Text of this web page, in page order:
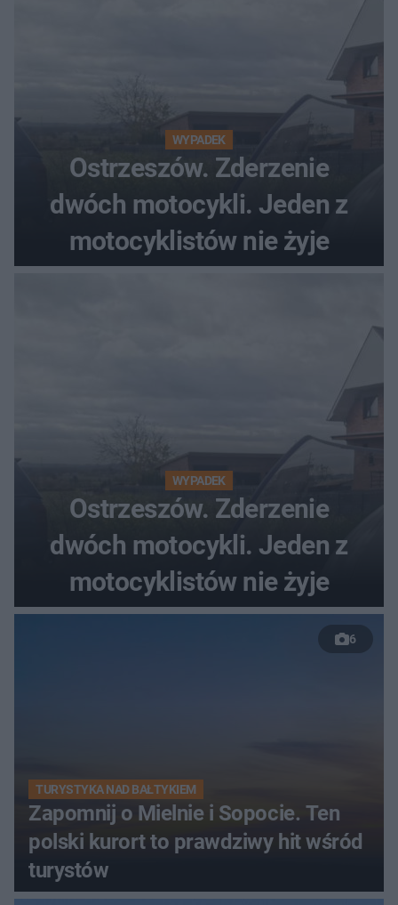
WYPADEK
Ostrzeszów. Zderzenie
dwóch motocykli. Jeden z
motocyklistów nie żyje
WYPADEK
Ostrzeszów. Zderzenie
dwóch motocykli. Jeden z
motocyklistów nie żyje
6
TURYSTYKA NAD BAŁTYKIEM
Zapomnij o Mielnie i Sopocie. Ten
polski kurort to prawdziwy hit wśród
turystów